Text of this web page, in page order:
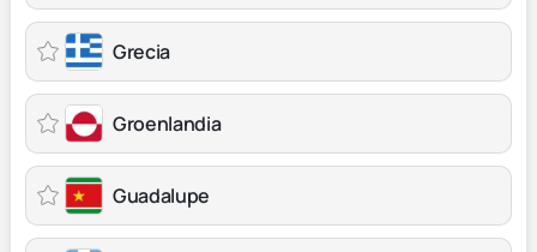
Grecia
Groenlandia
Guadalupe